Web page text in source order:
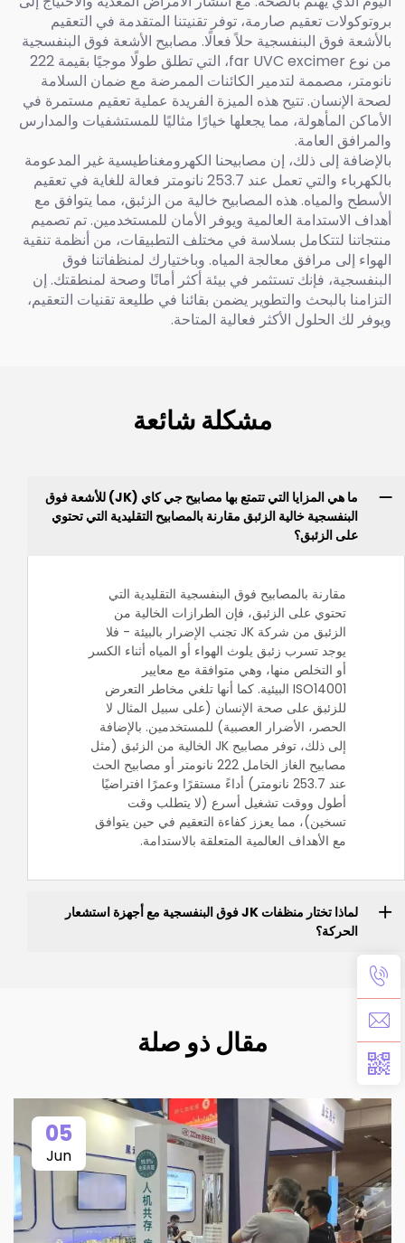
بروتوكولات تعقيم صارمة، توفر تقنيتنا المتقدمة في التعقيم
بالأشعة فوق البنفسجية حلاً فعالًا. مصابيح الأشعة فوق البنفسجية
من نوع far UVC excimer، التي تطلق طولًا موجيًا بقيمة 222
نانومتر، مصممة لتدمير الكائنات الممرضة مع ضمان السلامة
لصحة الإنسان. تتيح هذه الميزة الفريدة عملية تعقيم مستمرة في
الأماكن المأهولة، مما يجعلها خيارًا مثاليًا للمستشفيات والمدارس
والمرافق العامة.
بالإضافة إلى ذلك، إن مصابيحنا الكهرومغناطيسية غير المدعومة
بالكهرباء والتي تعمل عند 253.7 نانومتر فعالة للغاية في تعقيم
الأسطح والمياه. هذه المصابيح خالية من الزئبق، مما يتوافق مع
أهداف الاستدامة العالمية ويوفر الأمان للمستخدمين. تم تصميم
منتجاتنا لتتكامل بسلاسة في مختلف التطبيقات، من أنظمة تنقية
الهواء إلى مرافق معالجة المياه. وباختيارك لمنظفاتنا فوق
البنفسجية، فإنك تستثمر في بيئة أكثر أمانًا وصحة لمنطقتك. إن
التزامنا بالبحث والتطوير يضمن بقائنا في طليعة تقنيات التعقيم،
ويوفر لك الحلول الأكثر فعالية المتاحة.
مشكلة شائعة
ما هي المزايا التي تتمتع بها مصابيح جي كاي (JK) للأشعة فوق
البنفسجية خالية الزئبق مقارنة بالمصابيح التقليدية التي تحتوي
على الزئبق؟
مقارنة بالمصابيح فوق البنفسجية التقليدية التي
تحتوي على الزئبق، فإن الطرازات الخالية من
الزئبق من شركة JK تجنب الإضرار بالبيئة - فلا
يوجد تسرب زئبق يلوث الهواء أو المياه أثناء الكسر
أو التخلص منها، وهي متوافقة مع معايير
ISO14001 البيئية. كما أنها تلغي مخاطر التعرض
للزئبق على صحة الإنسان (على سبيل المثال لا
الحصر، الأضرار العصبية) للمستخدمين. بالإضافة
إلى ذلك، توفر مصابيح JK الخالية من الزئبق (مثل
مصابيح الغاز الخامل 222 نانومتر أو مصابيح الحث
عند 253.7 نانومتر) أداءً مستقرًا وعمرًا افتراضيًا
أطول ووقت تشغيل أسرع (لا يتطلب وقت
تسخين)، مما يعزز كفاءة التعقيم في حين يتوافق
مع الأهداف العالمية المتعلقة بالاستدامة.
لماذا تختار منظفات JK فوق البنفسجية مع أجهزة استشعار
الحركة؟
مقال ذو صلة
05
Jun